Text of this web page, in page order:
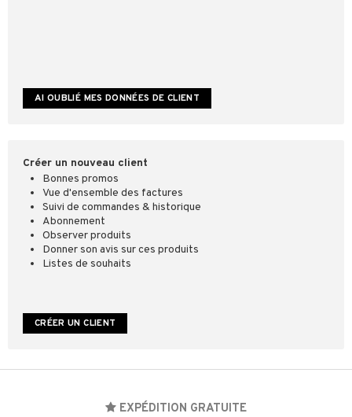
Créer un nouveau client
Bonnes promos
Vue d'ensemble des factures
Suivi de commandes & historique
Abonnement
Observer produits
Donner son avis sur ces produits
Listes de souhaits
CRÉER UN CLIENT
EXPÉDITION GRATUITE